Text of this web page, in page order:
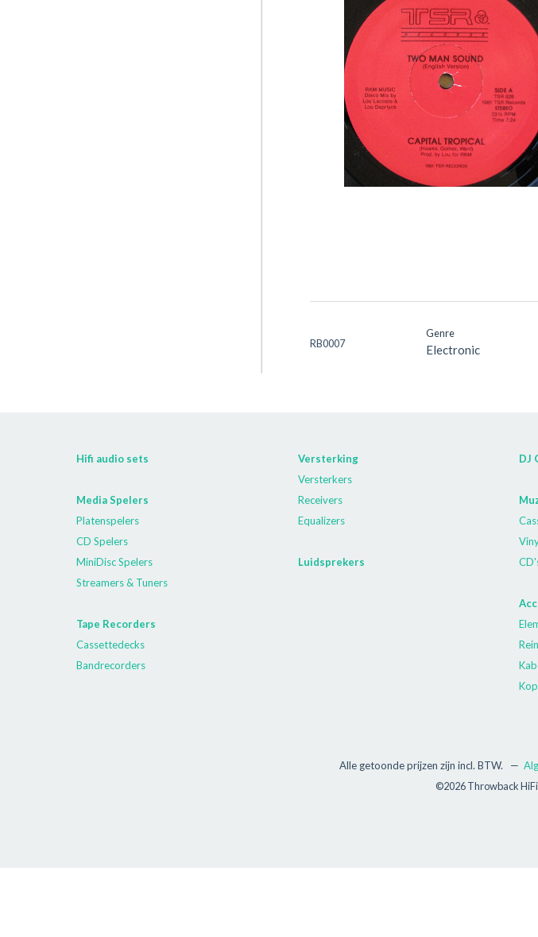
RB0007
Genre
Electronic
Hifi audio sets
Media Spelers
Platenspelers
CD Spelers
MiniDisc Spelers
Streamers & Tuners
Tape Recorders
Cassettedecks
Bandrecorders
Versterking
Versterkers
Receivers
Equalizers
Luidsprekers
DJ
Alle getoonde prijzen zijn incl. BTW. —
©2026 Throwback